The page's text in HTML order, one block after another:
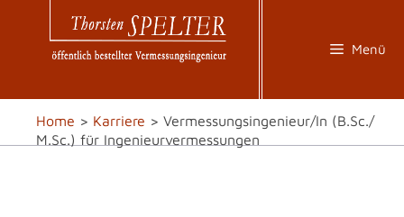
springen
Menü
Home > Karriere > Vermessungsingenieur/In (B.Sc./
M.Sc.) für Ingenieurvermessungen